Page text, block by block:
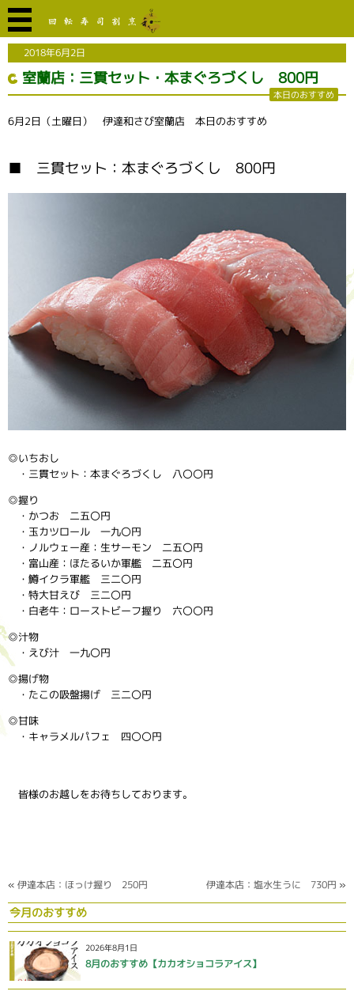
2018年6月2日
室蘭店：三貫セット・本まぐろづくし 800円
本日のおすすめ
6月2日（土曜日） 伊達和さび室蘭店 本日のおすすめ
■ 三貫セット：本まぐろづくし 800円
◎いちおし
・三貫セット：本まぐろづくし 八〇〇円
◎握り
・かつお 二五〇円
・玉カツロール 一九〇円
・ノルウェー産：生サーモン 二五〇円
・富山産：ほたるいか軍艦 二五〇円
・鱒イクラ軍艦 三二〇円
・特大甘えび 三二〇円
・白老牛：ローストビーフ握り 六〇〇円
◎汁物
・えび汁 一九〇円
◎揚げ物
・たこの吸盤揚げ 三二〇円
◎甘味
・キャラメルパフェ 四〇〇円
皆様のお越しをお待ちしております。
« 伊達本店：ほっけ握り 250円 伊達本店：塩水生うに 730円 »
今月のおすすめ
2026年8月1日
8月のおすすめ【カカオショコラアイス】